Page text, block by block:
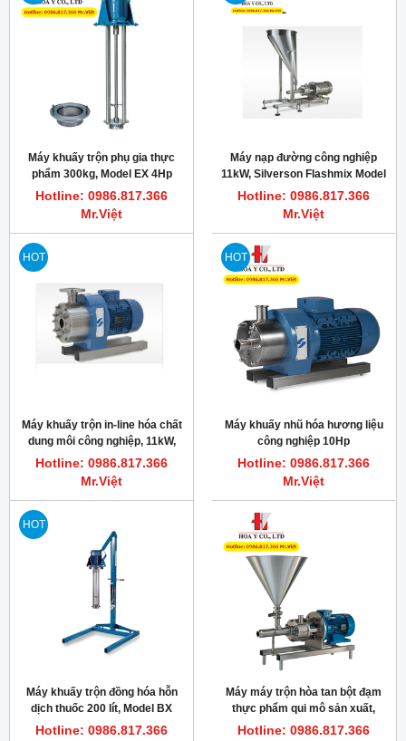
Máy khuấy trộn phụ gia thực
phẩm 300kg, Model EX 4Hp
3000rpm
Hotline: 0986.817.366
Mr.Việt
Máy nạp đường công nghiệp
11kW, Silverson Flashmix Model
FMX50
Hotline: 0986.817.366
Mr.Việt
HOT
Máy khuấy trộn in-line hóa chất
dung môi công nghiệp, 11kW,
3000RPM, Silverson 450HV-CD
Hotline: 0986.817.366
Mr.Việt
HOT
Máy khuấy nhũ hóa hương liệu
công nghiệp 10Hp
3000vòng/phút, Silverson
312/450MS
Hotline: 0986.817.366
Mr.Việt
HOT
Máy khuấy trộn đồng hóa hỗn
dịch thuốc 200 lít, Model BX
Silverson
Hotline: 0986.817.366
Máy máy trộn hòa tan bột đạm
thực phẩm qui mô sản xuất,
11kW, 15Hp, Silverson FMX50
Hotline: 0986.817.366